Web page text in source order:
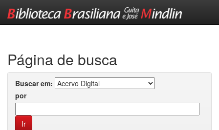
Página de busca
Buscar em:
por